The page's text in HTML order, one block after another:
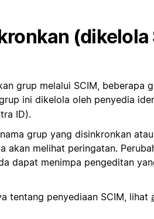
(dikelola
grup melalui SCIM, beberapa
ini dikelola oleh penyedia
ID).
grup yang disinkronkan
akan melihat peringatan.
dapat menimpa pengeditan
tentang penyediaan SCIM, lihat